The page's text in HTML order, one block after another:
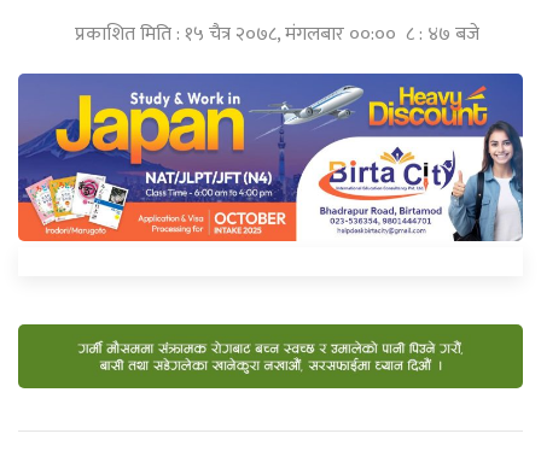
प्रकाशित मिति : १५ चैत्र २०७८, मंगलबार ००:०० ८ : ४७ बजे